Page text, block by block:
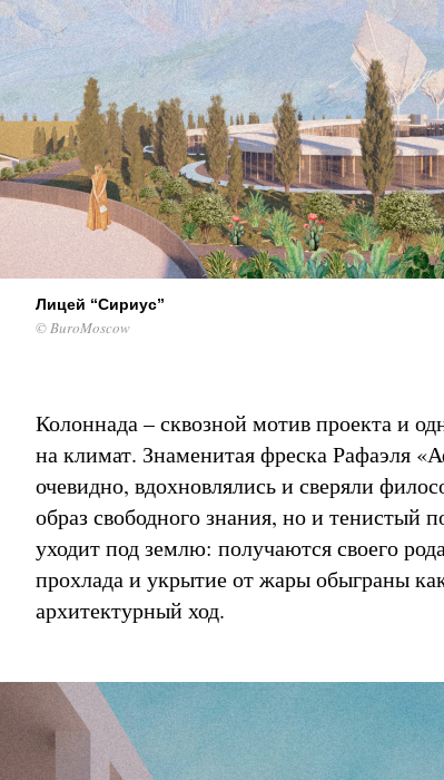
Лицей “Сириус”
© BuroMoscow
Колоннада – сквозной мотив проекта и
на климат. Знаменитая фреска Рафаэля
очевидно, вдохновлялись и сверяли
образ свободного знания, но и тенистый
уходит под землю: получаются своего
прохлада и укрытие от жары обыграны
архитектурный ход.